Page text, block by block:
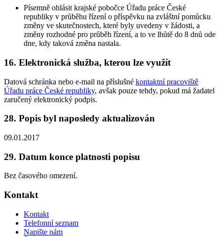
Písemně ohlásit krajské pobočce Úřadu práce České
republiky v průběhu řízení o příspěvku na zvláštní pomůcku
změny ve skutečnostech, které byly uvedeny v žádosti, a
změny rozhodné pro průběh řízení, a to ve lhůtě do 8 dnů ode
dne, kdy taková změna nastala.
16. Elektronická služba, kterou lze využít
Datová schránka nebo e-mail na příslušné kontaktní pracoviště
Úřadu práce České republiky, avšak pouze tehdy, pokud má žadatel
zaručený elektronický podpis.
28. Popis byl naposledy aktualizován
09.01.2017
29. Datum konce platnosti popisu
Bez časového omezení.
Kontakt
Kontakt
Telefonní seznam
Napište nám